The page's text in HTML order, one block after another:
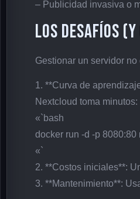
– Publicidad invasiva o
Los desafíos
Gestionar un servidor
1. **Curva de
Nextcloud toma minutos:
«`bash
docker run -d -p 8080:80
«`
2. **Costos iniciales**:
3. **Mantenimiento**: